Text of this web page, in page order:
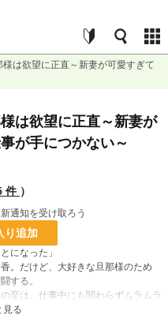
様は欲望に正直～新妻が可愛すぎて
は欲望に正直～新妻が
が手につかない～
件 ）
通知を受け取ろう
り追加
になった」
。だけど、大好きな旦那様のため
する。
至は、仕事中にも関わらずムラムラ
トノベルズより転載